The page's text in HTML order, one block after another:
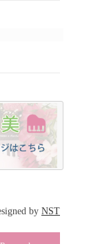
by NST